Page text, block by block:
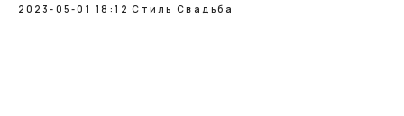
2023-05-01 18:12 Стиль Свадьба